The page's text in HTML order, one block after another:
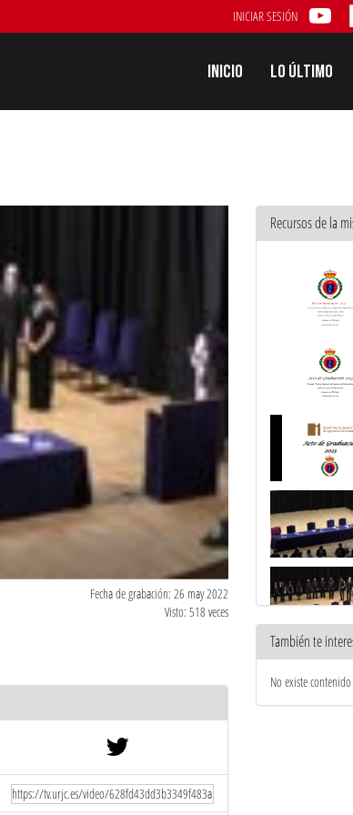
INICIAR SESIÓN
Inicio Lo último
Fecha de grabación: 26 may 2022
Visto: 518 veces
Recursos de la
También te
No existe